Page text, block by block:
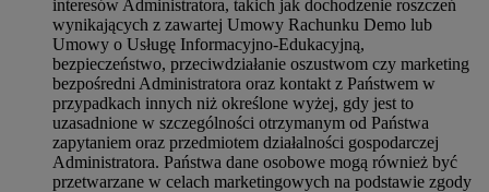
interesów Administratora, takich jak dochodzenie roszczeń
wynikających z zawartej Umowy Rachunku Demo lub
Umowy o Usługę Informacyjno-Edukacyjną,
bezpieczeństwo, przeciwdziałanie oszustwom czy marketing
bezpośredni Administratora oraz kontakt z Państwem w
przypadkach innych niż określone wyżej, gdy jest to
uzasadnione w szczególności otrzymanym od Państwa
zapytaniem oraz przedmiotem działalności gospodarczej
Administratora. Państwa dane osobowe mogą również być
przetwarzane w celach marketingowych na podstawie zgody